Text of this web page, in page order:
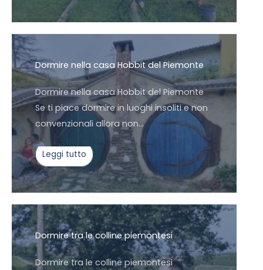
Dormire nella casa Hobbit del Piemonte
Dormire nella casa Hobbit del Piemonte
Se ti piace dormire in luoghi insoliti e non
convenzionali allora non…
Leggi tutto
Dormire tra le colline piemontesi
Dormire tra le colline piemontesi